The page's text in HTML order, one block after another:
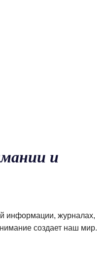
и
информации, журналах,
создает наш мир.